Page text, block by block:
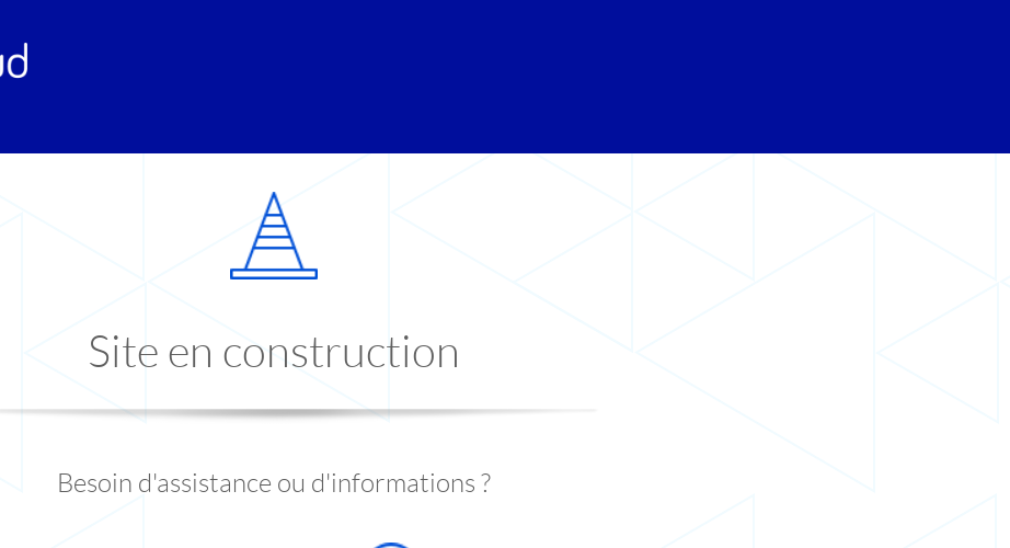
Site en construction
Besoin d'assistance ou d'informations ?